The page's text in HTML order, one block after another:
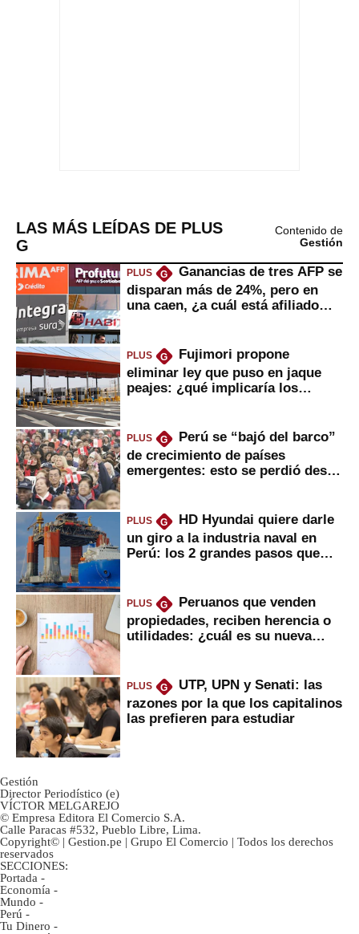
LAS MÁS LEÍDAS DE PLUS
G
Contenido de
Gestión
PLUS G
Ganancias de tres AFP se
disparan más de 24%, pero en
una caen, ¿a cuál está afiliado
PLUS G
Fujimori propone
eliminar ley que puso en jaque
peajes: ¿qué implicaría los
PLUS G
Perú se “bajó del barco”
de crecimiento de países
emergentes: esto se perdió desde
PLUS G
HD Hyundai quiere darle
un giro a la industria naval en
Perú: los 2 grandes pasos que
PLUS G
Peruanos que venden
propiedades, reciben herencia o
utilidades: ¿cuál es su nueva
PLUS G
UTP, UPN y Senati: las
razones por la que los capitalinos
las prefieren para estudiar
Gestión
Director Periodístico (e)
VÍCTOR MELGAREJO
© Empresa Editora El Comercio S.A.
Calle Paracas #532, Pueblo Libre, Lima.
Copyright© | Gestion.pe | Grupo El Comercio | Todos los derechos
reservados
SECCIONES:
Portada -
Economía -
Mundo -
Perú -
Tu Dinero -